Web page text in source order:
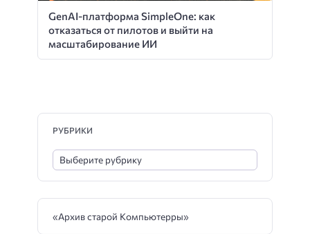
GenAI-платформа SimpleOne: как
отказаться от пилотов и выйти на
масштабирование ИИ
РУБРИКИ
«Архив старой Компьютерры»